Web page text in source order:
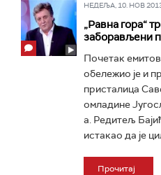
НЕДЕЉА, 10. НОВ
„Равна гора“
заборављени
Почетак
обележио је и
присталица
омладине
а. Редитељ
истакао да је
Прочитај